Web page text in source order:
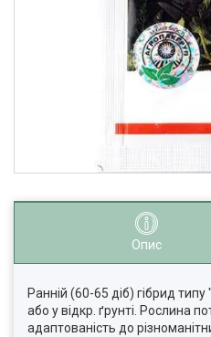
Опис
Ранній (60-65 діб) гібрид
або у відкр. ґрунті. Рослина
адаптованість до